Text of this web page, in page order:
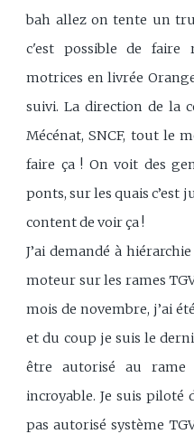
bah allez on tente un
c'est possible de faire
motrices en livrée
suivi. La direction de la
Mécénat, SNCF, tout le
faire ça ! On voit des
ponts, sur les quais c’est
content de voir ça !
J’ai demandé à
moteur sur les rames
mois de novembre, j’ai
et du coup je suis le
être autorisé au rame
incroyable. Je suis piloté
pas autorisé système